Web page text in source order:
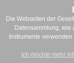
Die Webseiten der
Datensammlung, wie
Instrumente
Ich möchte mehr